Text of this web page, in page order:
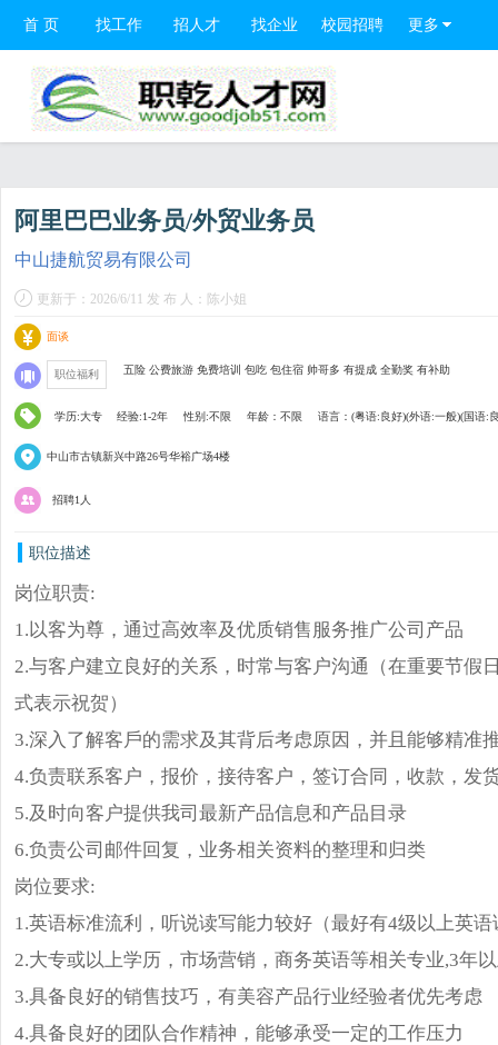
首 页 找工作 招人才 找企业 校园招聘 更多
阿里巴巴业务员/外贸业务员
中山捷航贸易有限公司
更新于：2026/6/11 发 布 人：陈小姐
面谈
职位福利 五险 公费旅游 免费培训 包吃 包住宿 帅哥多 有提成 全勤奖 有补助
学历:大专 经验:1-2年 性别:不限 年龄：不限 语言：(粤语:良好)(外语:一般)(国语:
中山市古镇新兴中路26号华裕广场4楼
招聘1人
职位描述
岗位职责:
1.以客为尊，通过高效率及优质销售服务推广公司产品
2.与客户建立良好的关系，时常与客户沟通（在重要节假
式表示祝贺）
3.深入了解客戶的需求及其背后考虑原因，并且能够精准
4.负责联系客户，报价，接待客户，签订合同，收款，发
5.及时向客户提供我司最新产品信息和产品目录
6.负责公司邮件回复，业务相关资料的整理和归类
岗位要求:
1.英语标准流利，听说读写能力较好（最好有4级以上英语
2.大专或以上学历，市场营销，商务英语等相关专业,3年
3.具备良好的销售技巧，有美容产品行业经验者优先考虑
4.具备良好的团队合作精神，能够承受一定的工作压力